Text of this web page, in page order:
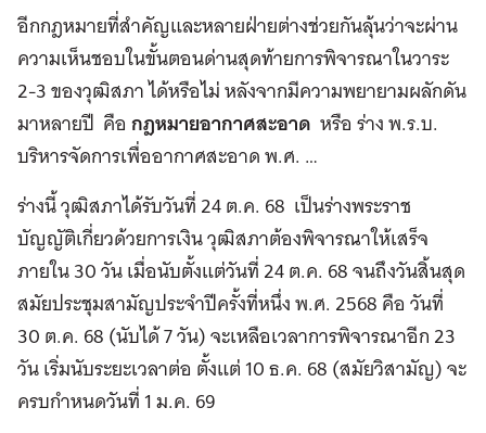
อีกกฎหมายที่สำคัญและหลายฝ่ายต่างช่วยกันลุ้นว่าจะผ่าน
ความเห็นชอบในขั้นตอนด่านสุดท้ายการพิจารณาในวาระ
2-3 ของวุฒิสภา ได้หรือไม่ หลังจากมีความพยายามผลักดัน
มาหลายปี คือกฎหมายอากาศสะอาด หรือ ร่าง พ.ร.บ.
บริหารจัดการเพื่ออากาศสะอาด พ.ศ. …
ร่างนี้ วุฒิสภาได้รับวันที่ 24 ต.ค. 68 เป็นร่างพระราช
บัญญัติเกี่ยวด้วยการเงิน วุฒิสภาต้องพิจารณาให้เสร็จ
ภายใน 30 วัน เมื่อนับตั้งแต่วันที่ 24 ต.ค. 68 จนถึงวันสิ้นสุด
สมัยประชุมสามัญประจำปีครั้งที่หนึ่ง พ.ศ. 2568 คือ วันที่
30 ต.ค. 68 (นับได้ 7 วัน) จะเหลือเวลาการพิจารณาอีก 23
วัน เริ่มนับระยะเวลาต่อ ตั้งแต่ 10 ธ.ค. 68 (สมัยวิสามัญ) จะ
ครบกำหนดวันที่ 1 ม.ค. 69